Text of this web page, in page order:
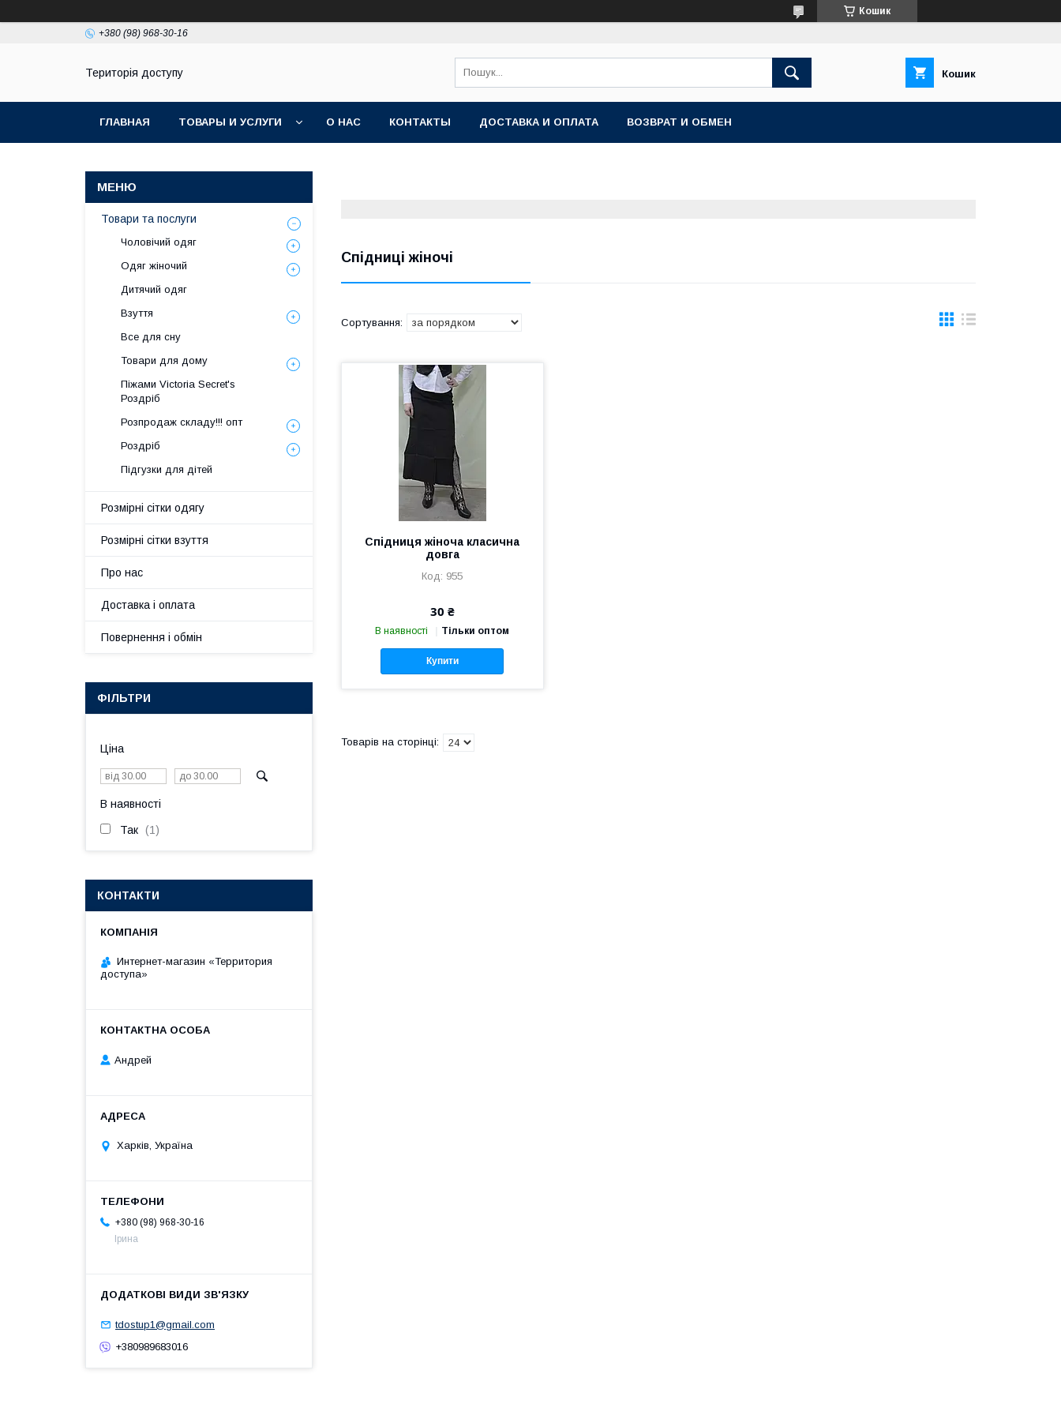
Кошик
+380 (98) 968-30-16
Територія доступу Кошик
ГЛАВНАЯ ТОВАРЫ И УСЛУГИ О НАС КОНТАКТЫ ДОСТАВКА И ОПЛАТА ВОЗВРАТ И ОБМЕН
Спідниці жіночі
Спідниця жіноча класична
довга
955
30 ₴
В наявності Тільки оптом
Купити
Товари та послуги
Чоловічий одяг
Одяг жіночий
Дитячий одяг
Взуття
Все для сну
Товари для дому
Піжами Victoria Secret's
Роздріб
Розпродаж складу!!! опт
Роздріб
Підгузки для дітей
Розмірні сітки одягу
Розмірні сітки взуття
Про нас
Доставка і оплата
Повернення і обмін
ФІЛЬТРИ
Ціна
В наявності
Так 1
КОНТАКТИ
Интернет-магазин «Территория
доступа»
Андрей
Харків, Україна
+380 (98) 968-30-16
Ірина
tdostup1@gmail.com
+380989683016